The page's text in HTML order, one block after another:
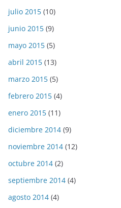
julio 2015 (10)
junio 2015 (9)
mayo 2015 (5)
abril 2015 (13)
marzo 2015 (5)
febrero 2015 (4)
enero 2015 (11)
diciembre 2014 (9)
noviembre 2014 (12)
octubre 2014 (2)
septiembre 2014 (4)
agosto 2014 (4)